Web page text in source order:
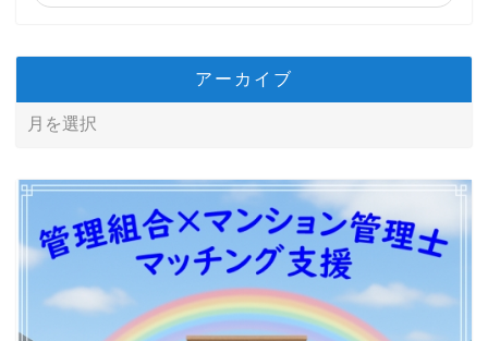
アーカイブ